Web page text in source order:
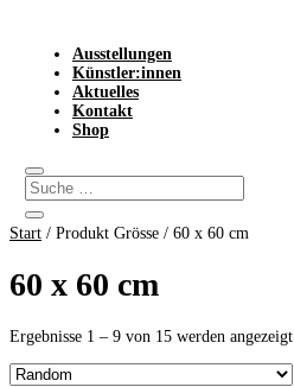
Ausstellungen
Künstler:innen
Aktuelles
Kontakt
Shop
Start / Produkt Grösse / 60 x 60 cm
60 x 60 cm
Ergebnisse 1 – 9 von 15 werden angezeigt